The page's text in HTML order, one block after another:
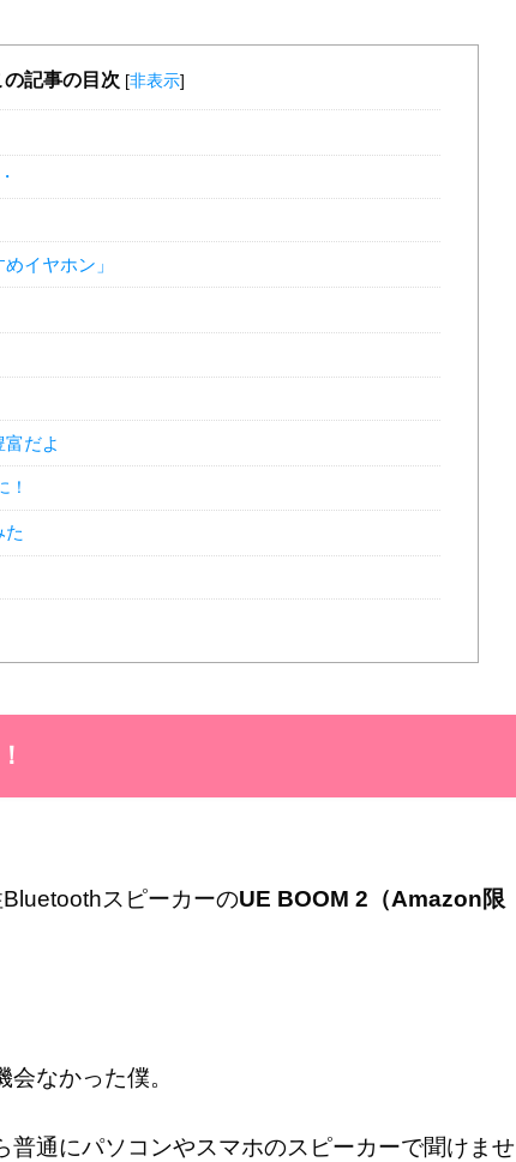
の記事の目次 [非表示]
イヤホン」
だよ
！
た
スピーカーのUE BOOM 2（Amazon限
なかった僕。
普通にパソコンやスマホのスピーカーで聞けませ